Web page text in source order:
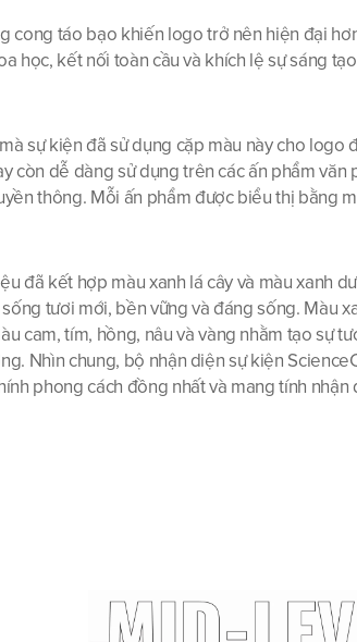
táo bạo khiến logo trở nên hiện đại
học, kết nối toàn cầu và khích lệ sự sáng
sự kiện đã sử dụng cặp màu này cho logo
còn dễ dàng sử dụng trên các ấn phẩm văn
thông. Mỗi ấn phẩm được biểu thị bằng
đã kết hợp màu xanh lá cây và màu xanh
tươi mới, bền vững và đáng sống. Màu
cam, tím, hồng, nâu và vàng nhằm tạo sự
Nhìn chung, bộ nhận diện sự kiện
phong cách đồng nhất và mang tính